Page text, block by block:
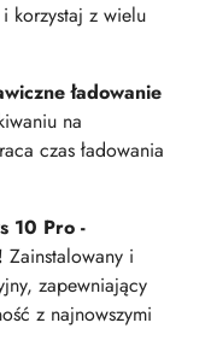
korzystaj z wielu
ładowanie
na
czas ładowania
10 Pro -
Zainstalowany i
zapewniający
z najnowszymi